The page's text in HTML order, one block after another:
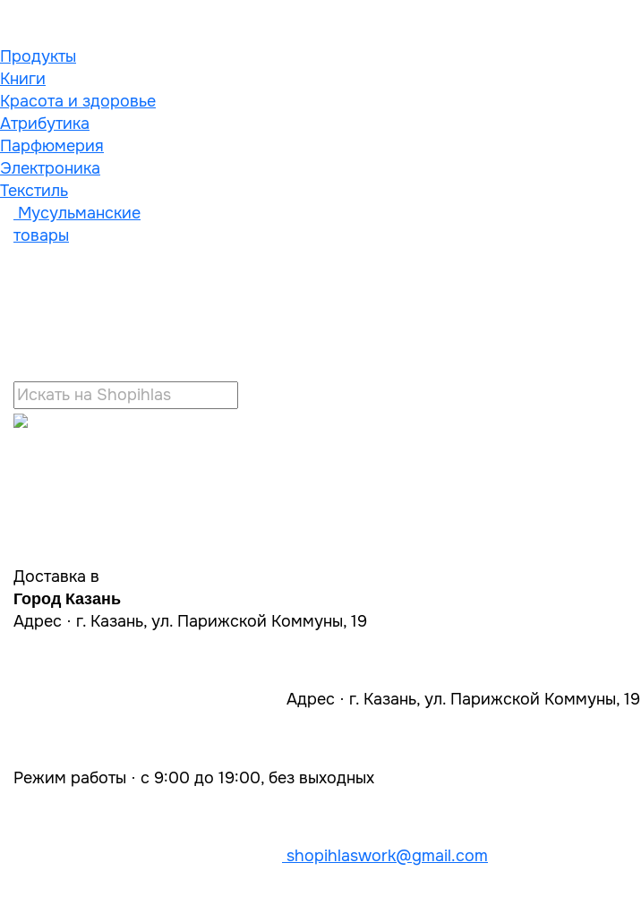
Продукты
Книги
Красота и здоровье
Атрибутика
Парфюмерия
Электроника
Текстиль
Мусульманские
товары
Доставка в
Город Казань
Адрес · г. Казань, ул. Парижской Коммуны, 19
Адрес · г. Казань, ул. Парижской Коммуны, 19
Режим работы · с 9:00 до 19:00, без выходных
shopihlaswork@gmail.com